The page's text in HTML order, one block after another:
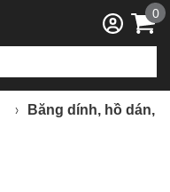
0
Băng dính, hồ dán,